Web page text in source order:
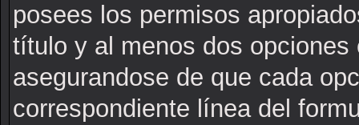
posees los permisos
título y al menos dos opciones
asegurandose de que cada
correspondiente línea del